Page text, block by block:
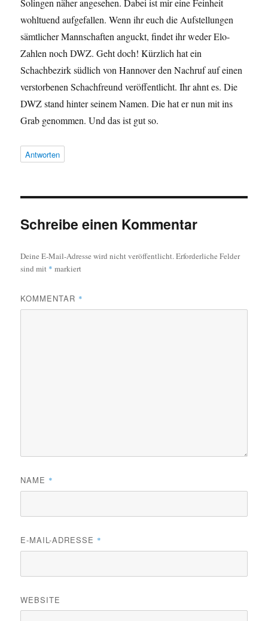
Solingen näher angesehen. Dabei ist mir eine Feinheit
wohltuend aufgefallen. Wenn ihr euch die Aufstellungen
sämtlicher Mannschaften anguckt, findet ihr weder Elo-
Zahlen noch DWZ. Geht doch! Kürzlich hat ein
Schachbezirk südlich von Hannover den Nachruf auf einen
verstorbenen Schachfreund veröffentlicht. Ihr ahnt es. Die
DWZ stand hinter seinem Namen. Die hat er nun mit ins
Grab genommen. Und das ist gut so.
Antworten
Schreibe einen Kommentar
Deine E-Mail-Adresse wird nicht veröffentlicht.Erforderliche Felder
sind mit * markiert
KOMMENTAR *
NAME *
E-MAIL-ADRESSE *
WEBSITE